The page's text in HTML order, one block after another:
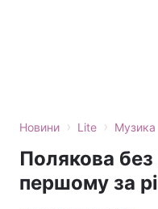
Новини › Lite › Музика
Полякова без
першому за